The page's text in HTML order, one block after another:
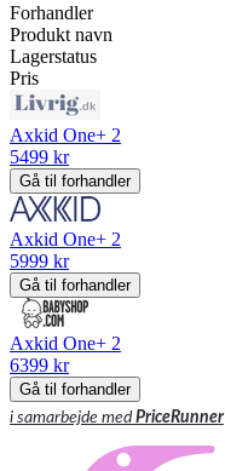
Forhandler
Produkt navn
Lagerstatus
Pris
Axkid One+ 2
5499 kr
Gå til forhandler
Axkid One+ 2
5999 kr
Gå til forhandler
Axkid One+ 2
6399 kr
Gå til forhandler
i samarbejde medPriceRunner